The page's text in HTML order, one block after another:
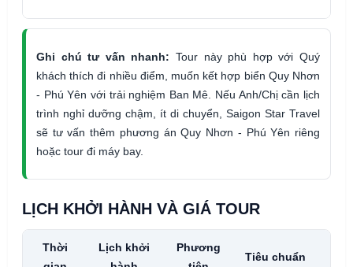
Ghi chú tư vấn nhanh: Tour này phù hợp với Quý
khách thích đi nhiều điểm, muốn kết hợp biển Quy Nhơn
- Phú Yên với trải nghiệm Ban Mê. Nếu Anh/Chị cần lịch
trình nghỉ dưỡng chậm, ít di chuyển, Saigon Star Travel
sẽ tư vấn thêm phương án Quy Nhơn - Phú Yên riêng
hoặc tour đi máy bay.
LỊCH KHỞI HÀNH VÀ GIÁ TOUR
Thời
Lịch khởi
Phương
Tiêu chuẩn